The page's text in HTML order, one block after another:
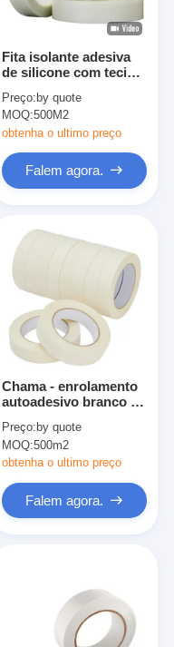
Fita isolante adesiva
de silicone com tecido
chamas
Preço: by quote
MOQ:500M2
obtenha o ultimo preço
Falem agora.
Chama - enrolamento
autoadesivo branco do
elétrica retardadora da
isolação resistente ao
calor
Preço: by quote
MOQ:500m2
obtenha o ultimo preço
Falem agora.